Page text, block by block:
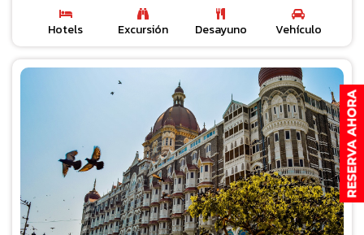
Hotels Excursión Desayuno Vehículo